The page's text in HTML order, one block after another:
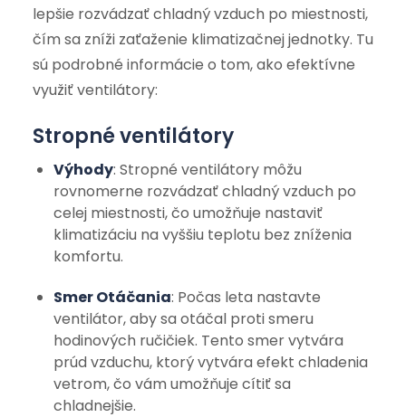
lepšie rozvádzať chladný vzduch po miestnosti,
čím sa zníži zaťaženie klimatizačnej jednotky. Tu
sú podrobné informácie o tom, ako efektívne
využiť ventilátory:
Stropné ventilátory
Výhody: Stropné ventilátory môžu
rovnomerne rozvádzať chladný vzduch po
celej miestnosti, čo umožňuje nastaviť
klimatizáciu na vyššiu teplotu bez zníženia
komfortu.
Smer Otáčania: Počas leta nastavte
ventilátor, aby sa otáčal proti smeru
hodinových ručičiek. Tento smer vytvára
prúd vzduchu, ktorý vytvára efekt chladenia
vetrom, čo vám umožňuje cítiť sa
chladnejšie.